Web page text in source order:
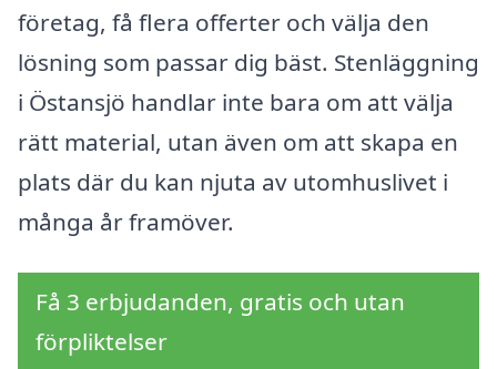
företag, få flera offerter och välja den
lösning som passar dig bäst. Stenläggning
i Östansjö handlar inte bara om att välja
rätt material, utan även om att skapa en
plats där du kan njuta av utomhuslivet i
många år framöver.
Få 3 erbjudanden, gratis och utan
förpliktelser